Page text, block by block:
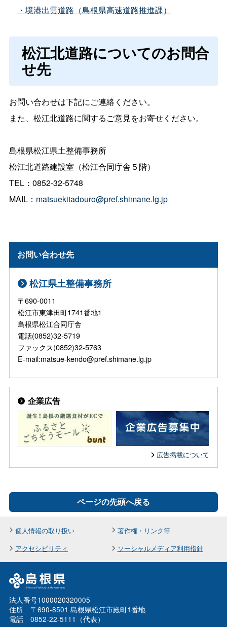
・境港出雲道路（島根県高速道路推進課）
松江北道路についてのお問合
せ先
お問い合わせは下記にご連絡ください。
また、松江北道路に関するご意見をお寄せください。
島根県松江県土整備事務所
松江北道路建設室（松江合同庁舎５階）
TEL：0852-32-5748
MAIL： matsuekitadouro@pref.shimane.lg.jp
お問い合わせ先
松江県土整備事務所
〒690-0011
松江市東津田町1741番地1
島根県松江合同庁舎
電話(0852)32-5719
ファックス(0852)32-5763
E-mail:matsue-kendo@pref.shimane.lg.jp
企業広告
広告掲載について
ページの先頭へ戻る
個人情報の取り扱い
著作権・リンク等
アクセシビリティ
ソーシャルメディア利用指針
法人番号1000020320005
住所 〒690-8501 島根県松江市殿町1番地
電話 0852-22-5111（代表）